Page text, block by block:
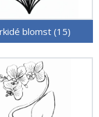
blomst (15)